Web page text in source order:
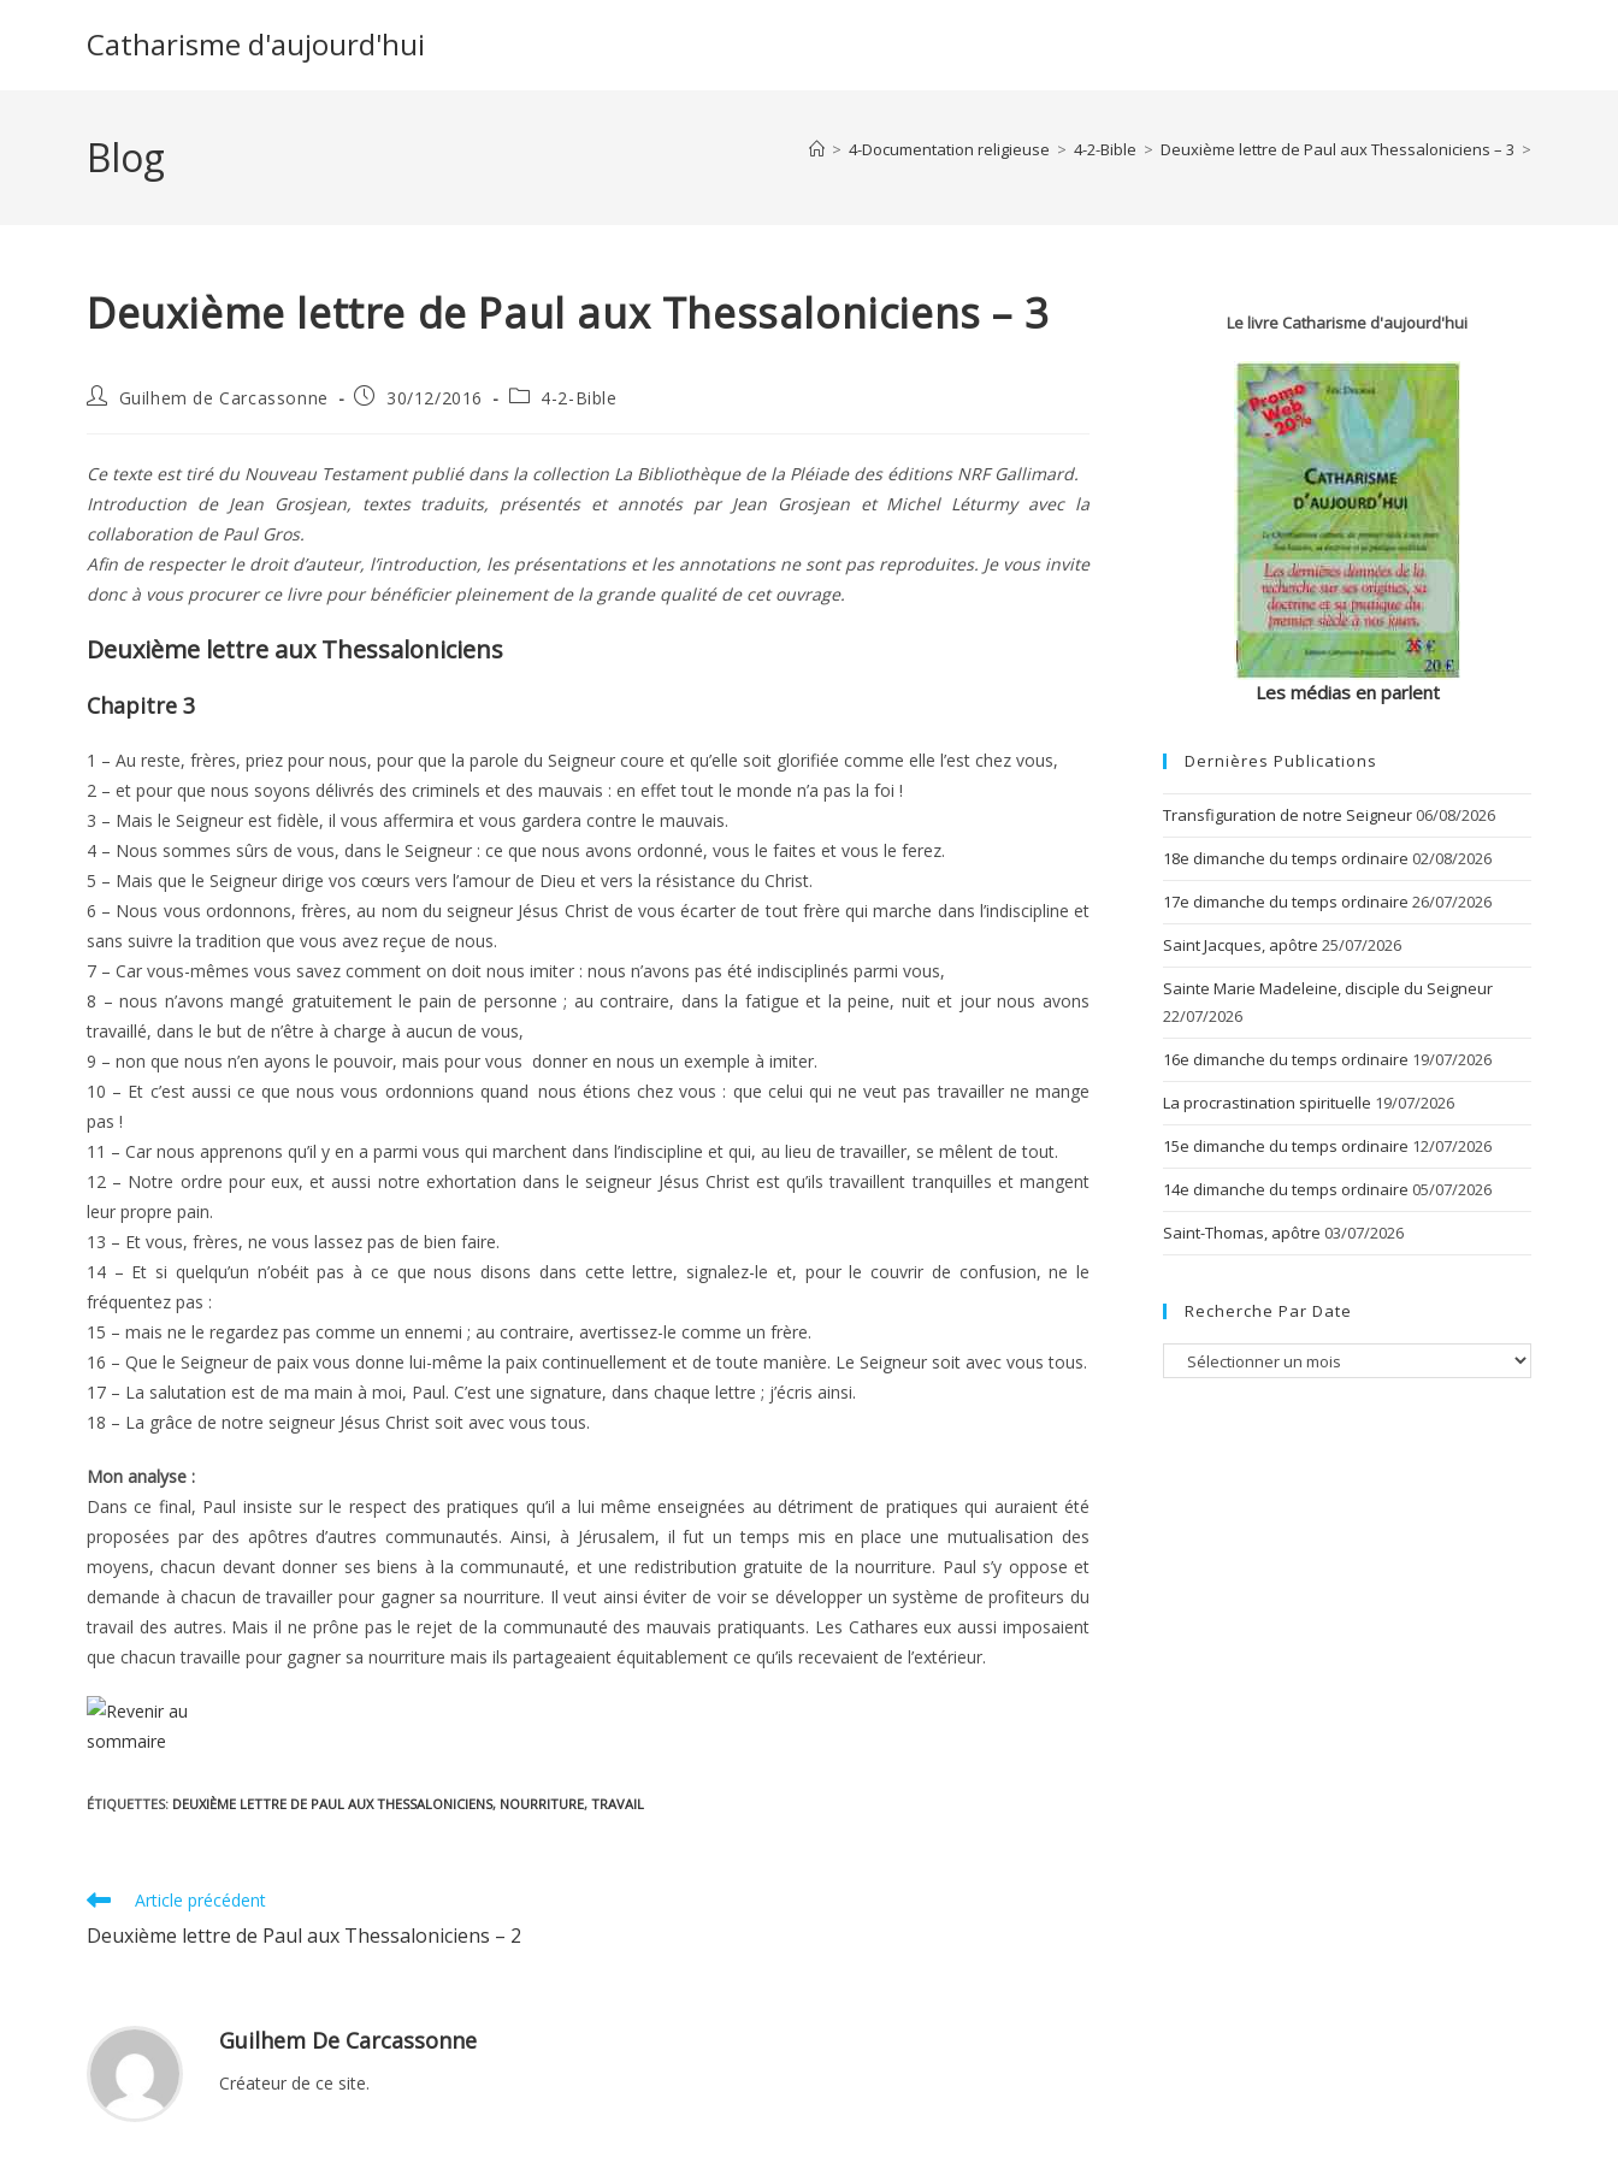
Catharisme d'aujourd'hui
Blog > 4-Documentation religieuse > 4-2-Bible > Deuxième lettre de Paul aux Thessaloniciens – 3 >
Deuxième lettre de Paul aux Thessaloniciens – 3
Auteur/autrice
publication :
Guilhem de Carcassonne
Publication
30/12/2016
Post4-2-Bible
Ce texte est tiré du Nouveau Testament publié dans la collection La Bibliothèque de la Pléiade des éditions NRF Gallimard.
Introduction de Jean Grosjean, textes traduits, présentés et annotés par Jean Grosjean et Michel Léturmy avec la
collaboration de Paul Gros.
Afin de respecter le droit d’auteur, l’introduction, les présentations et les annotations ne sont pas reproduites. Je vous invite
donc à vous procurer ce livre pour bénéficier pleinement de la grande qualité de cet ouvrage.
Deuxième lettre aux Thessaloniciens
Chapitre 3
1 – Au reste, frères, priez pour nous, pour que la parole du Seigneur coure et qu’elle soit glorifiée comme elle l’est chez vous,
2 – et pour que nous soyons délivrés des criminels et des mauvais : en effet tout le monde n’a pas la foi !
3 – Mais le Seigneur est fidèle, il vous affermira et vous gardera contre le mauvais.
4 – Nous sommes sûrs de vous, dans le Seigneur : ce que nous avons ordonné, vous le faites et vous le ferez.
5 – Mais que le Seigneur dirige vos cœurs vers l’amour de Dieu et vers la résistance du Christ.
6 – Nous vous ordonnons, frères, au nom du seigneur Jésus Christ de vous écarter de tout frère qui marche dans l’indiscipline et
sans suivre la tradition que vous avez reçue de nous.
7 – Car vous-mêmes vous savez comment on doit nous imiter : nous n’avons pas été indisciplinés parmi vous,
8 – nous n’avons mangé gratuitement le pain de personne ; au contraire, dans la fatigue et la peine, nuit et jour nous avons
travaillé, dans le but de n’être à charge à aucun de vous,
9 – non que nous n’en ayons le pouvoir, mais pour vous donner en nous un exemple à imiter.
10 – Et c’est aussi ce que nous vous ordonnions quand nous étions chez vous : que celui qui ne veut pas travailler ne mange
pas !
11 – Car nous apprenons qu’il y en a parmi vous qui marchent dans l’indiscipline et qui, au lieu de travailler, se mêlent de tout.
12 – Notre ordre pour eux, et aussi notre exhortation dans le seigneur Jésus Christ est qu’ils travaillent tranquilles et mangent
leur propre pain.
13 – Et vous, frères, ne vous lassez pas de bien faire.
14 – Et si quelqu’un n’obéit pas à ce que nous disons dans cette lettre, signalez-le et, pour le couvrir de confusion, ne le
fréquentez pas :
15 – mais ne le regardez pas comme un ennemi ; au contraire, avertissez-le comme un frère.
16 – Que le Seigneur de paix vous donne lui-même la paix continuellement et de toute manière. Le Seigneur soit avec vous tous.
17 – La salutation est de ma main à moi, Paul. C’est une signature, dans chaque lettre ; j’écris ainsi.
18 – La grâce de notre seigneur Jésus Christ soit avec vous tous.
Mon analyse :
Dans ce final, Paul insiste sur le respect des pratiques qu’il a lui même enseignées au détriment de pratiques qui auraient été
proposées par des apôtres d’autres communautés. Ainsi, à Jérusalem, il fut un temps mis en place une mutualisation des
moyens, chacun devant donner ses biens à la communauté, et une redistribution gratuite de la nourriture. Paul s’y oppose et
demande à chacun de travailler pour gagner sa nourriture. Il veut ainsi éviter de voir se développer un système de profiteurs du
travail des autres. Mais il ne prône pas le rejet de la communauté des mauvais pratiquants. Les Cathares eux aussi imposaient
que chacun travaille pour gagner sa nourriture mais ils partageaient équitablement ce qu’ils recevaient de l’extérieur.
ÉTIQUETTES: DEUXIÈME LETTRE DE PAUL AUX THESSALONICIENS, NOURRITURE, TRAVAIL
Read
articles
Article précédent
Deuxième lettre de Paul aux Thessaloniciens – 2
Guilhem De Carcassonne
Créateur de ce site.
Le livre Catharisme d'aujourd'hui
Les médias en parlent
Dernières Publications
Transfiguration de notre Seigneur 06/08/2026
18e dimanche du temps ordinaire 02/08/2026
17e dimanche du temps ordinaire 26/07/2026
Saint Jacques, apôtre 25/07/2026
Sainte Marie Madeleine, disciple du Seigneur
22/07/2026
16e dimanche du temps ordinaire 19/07/2026
La procrastination spirituelle 19/07/2026
15e dimanche du temps ordinaire 12/07/2026
14e dimanche du temps ordinaire 05/07/2026
Saint-Thomas, apôtre 03/07/2026
Recherche Par Date
Recherche